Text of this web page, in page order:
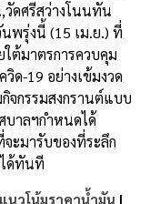
ดศรีสว่างโนนทัน
พรุ่งนี้ (15 เม.ย.) ที่
ต้มาตรการควบคุม
ด-19 อย่างเข้มงวด
จกรรมสงกรานต์แบบ
าลฯกำหนดได้
ะมารับของที่ระลึก
ด้ทันที
แนวโน้มราคาน้ำมัน |